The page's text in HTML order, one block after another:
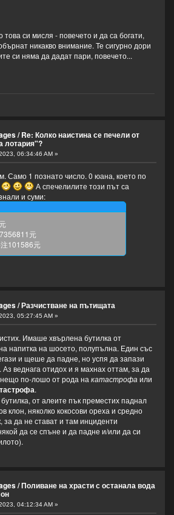
си мисля - повечето и да са богати,
никакво внимание. Те сигурно дори
си няма да дадат пари, повечето...
/Re: Колко наистина се печели от
лотария"?
06:34:46 AM »
Само 1 познато число. 0 юана, което по
А спечелилите този път са
и суми:
元
101586元
/Разчистване на пътищата
05:27:45 AM »
Имаше хвърлена бутилка от
напитка на шосето, полупълна. Един със
и щеше да падне, но успя да запази
Аз веднага отидох и я махнах оттам, за да
нещо по-лошо от рода накатастрофаили
.
от алеите пък преместих паднал
клон, няколко кокосови ореха и средно
за да не стават и там инциденти
да се спъне и да падне и/или да си
/Поливане на храсти с останала вода
04:12:34 AM »